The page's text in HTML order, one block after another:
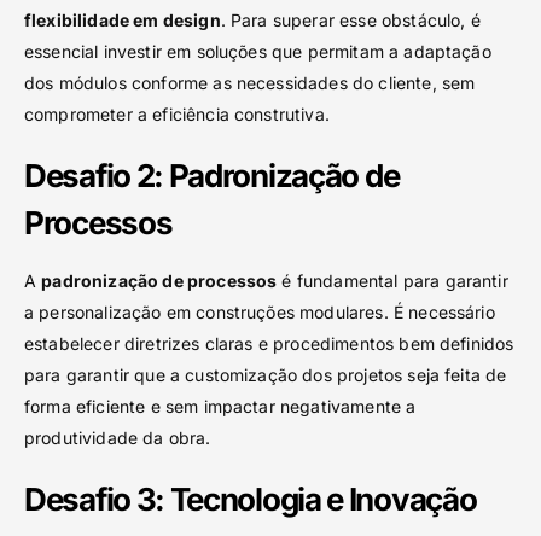
flexibilidade em design. Para superar esse obstáculo, é
essencial investir em soluções que permitam a adaptação
dos módulos conforme as necessidades do cliente, sem
comprometer a eficiência construtiva.
Desafio 2: Padronização de
Processos
Apadronização de processos é fundamental para garantir
a personalização em construções modulares. É necessário
estabelecer diretrizes claras e procedimentos bem definidos
para garantir que a customização dos projetos seja feita de
forma eficiente e sem impactar negativamente a
produtividade da obra.
Desafio 3: Tecnologia e Inovação